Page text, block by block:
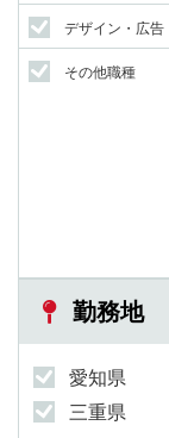
デザイン・広告
その他職種
勤務地
愛知県
三重県